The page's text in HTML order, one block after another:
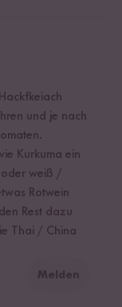
und je nach
Kurkuma ein
oder weiß /
Rotwein
Rest dazu
Thai / China
Melden